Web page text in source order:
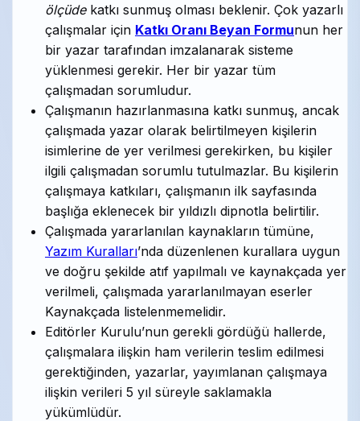
ölçüdekatkı sunmuş olması beklenir. Çok yazarlı
çalışmalar için Katkı Oranı Beyan Formunun her
bir yazar tarafından imzalanarak sisteme
yüklenmesi gerekir. Her bir yazar tüm
çalışmadan sorumludur.
Çalışmanın hazırlanmasına katkı sunmuş, ancak
çalışmada yazar olarak belirtilmeyen kişilerin
isimlerine de yer verilmesi gerekirken, bu kişiler
ilgili çalışmadan sorumlu tutulmazlar. Bu kişilerin
çalışmaya katkıları, çalışmanın ilk sayfasında
başlığa eklenecek bir yıldızlı dipnotla belirtilir.
Çalışmada yararlanılan kaynakların tümüne,
Yazım Kuralları’nda düzenlenen kurallara uygun
ve doğru şekilde atıf yapılmalı ve kaynakçada yer
verilmeli, çalışmada yararlanılmayan eserler
Kaynakçada listelenmemelidir.
Editörler Kurulu’nun gerekli gördüğü hallerde,
çalışmalara ilişkin ham verilerin teslim edilmesi
gerektiğinden, yazarlar, yayımlanan çalışmaya
ilişkin verileri 5 yıl süreyle saklamakla
yükümlüdür.